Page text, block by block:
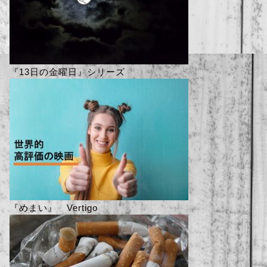
『13日の金曜日』シリーズ
『めまい』 Vertigo